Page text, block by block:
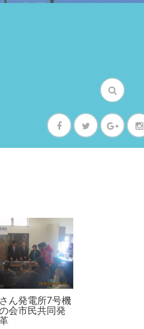
ん発電所7号機
会市民共同発